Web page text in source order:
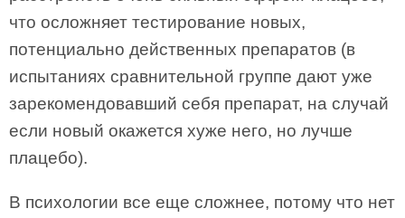
что осложняет тестирование новых,
потенциально действенных препаратов (в
испытаниях сравнительной группе дают уже
зарекомендовавший себя препарат, на случай
если новый окажется хуже него, но лучше
плацебо).
В психологии все еще сложнее, потому что нет